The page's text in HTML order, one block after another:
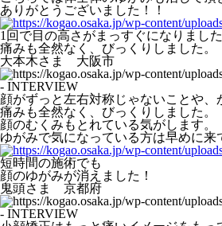
ありがとうございました！！
1回で目の高さがまっすぐになりました
痛みも全然なく、びっくりしました。
大本木さま 大阪市
- INTERVIEW
顔がずっと左右対称じゃないことや
痛みも全然なく、びっくりしました。
顔のむくみもとれている気がします。
ゆがみで気になっている方は早めに来
短時間の施術でも
顔のゆがみが消えました！
鬼頭さま 京都府
- INTERVIEW